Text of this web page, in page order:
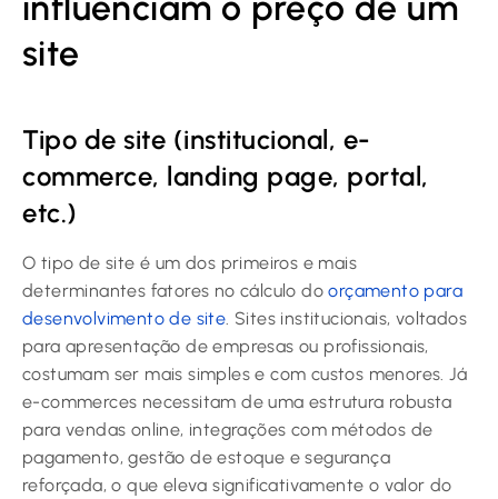
site
Tipo de site (institucional, e-
commerce, landing page, portal,
etc.)
O tipo de site é um dos primeiros e mais
determinantes fatores no cálculo doorçamento para
desenvolvimento de site . Sites institucionais, voltados
para apresentação de empresas ou profissionais,
costumam ser mais simples e com custos menores. Já
e-commerces necessitam de uma estrutura robusta
para vendas online, integrações com métodos de
pagamento, gestão de estoque e segurança
reforçada, o que eleva significativamente o valor do